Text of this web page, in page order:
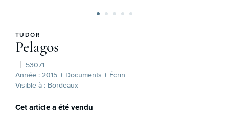
TUDOR
Pelagos
53071
Année : 2015 + Documents + Écrin
Visible à : Bordeaux
Cet article a été vendu